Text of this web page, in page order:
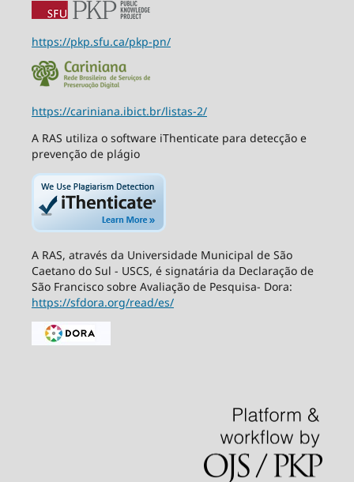
https://pkp.sfu.ca/pkp-pn/
https://cariniana.ibict.br/listas-2/
A RAS utiliza o software iThenticate para detecção e
prevenção de plágio
A RAS, através da Universidade Municipal de São
Caetano do Sul - USCS, é signatária da Declaração de
São Francisco sobre Avaliação de Pesquisa- Dora:
https://sfdora.org/read/es/